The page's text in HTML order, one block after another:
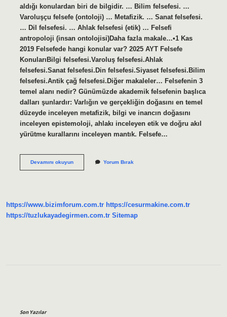
aldığı konulardan biri de bilgidir. … Bilim felsefesi. …
Varoluşçu felsefe (ontoloji) … Metafizik. … Sanat felsefesi.
… Dil felsefesi. … Ahlak felsefesi (etik) … Felsefi
antropoloji (insan ontolojisi)Daha fazla makale…•1 Kas
2019 Felsefede hangi konular var? 2025 AYT Felsefe
KonularıBilgi felsefesi.Varoluş felsefesi.Ahlak
felsefesi.Sanat felsefesi.Din felsefesi.Siyaset felsefesi.Bilim
felsefesi.Antik çağ felsefesi.Diğer makaleler… Felsefenin 3
temel alanı nedir? Günümüzde akademik felsefenin başlıca
dalları şunlardır: Varlığın ve gerçekliğin doğasını en temel
düzeyde inceleyen metafizik, bilgi ve inancın doğasını
inceleyen epistemoloji, ahlakı inceleyen etik ve doğru akıl
yürütme kurallarını inceleyen mantık. Felsefe…
Devamını okuyunFelsefenin
Yorum Bırak
https://www.bizimforum.com.tr https://cesurmakine.com.tr
https://tuzlukayadegirmen.com.tr Sitemap
Son Yazılar